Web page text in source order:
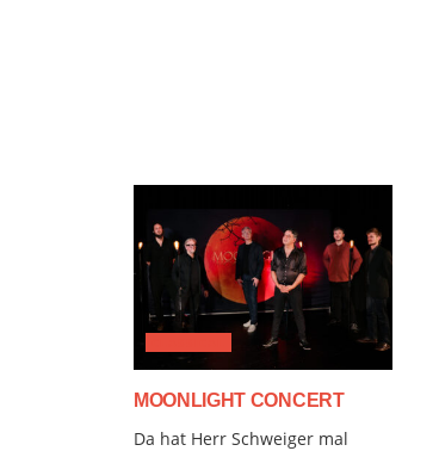
MOONLIGHT CONCERT
Da hat Herr Schweiger mal